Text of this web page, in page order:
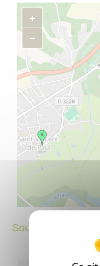
+
−
⇧ ©
Sources